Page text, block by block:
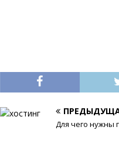
Для чего нужны